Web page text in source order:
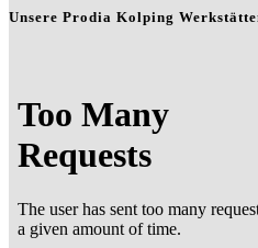
Unsere Prodia Kolping